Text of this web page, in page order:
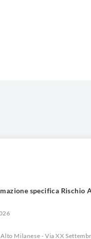
specifica Rischio
Milanese - Via XX